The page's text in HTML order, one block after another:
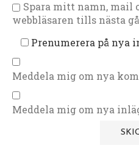
Spara mitt namn, mail
webbläsaren tills nästa
Prenumerera på nya
Meddela mig om nya
Meddela mig om nya